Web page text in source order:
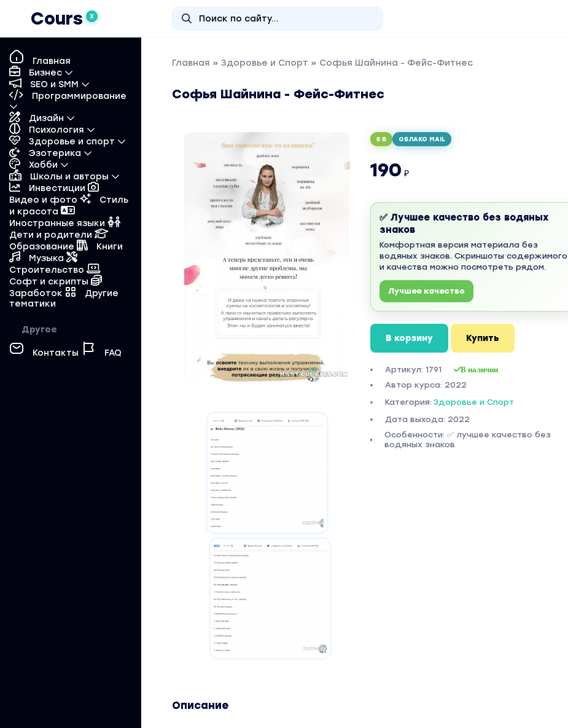
Cours X
Главная
Бизнес
SEO и SMM
Программирование
Дизайн
Психология
Здоровье и спорт
Эзотерика
Хобби
Школы и авторы
Инвестиции
Видео и фото
Стиль
и красота
Иностранные языки
Дети и родители
Образование
Книги
Музыка
Строительство
Софт и скрипты
Заработок
Другие
тематики
Другое
Контакты FAQ
Главная » Здоровье и Спорт » Софья Шайнина - Фейс-Фитнес
Софья Шайнина - Фейс-Фитнес
5 Б ОБЛАКО MAIL
190 ₽
✅ Лучшее качество без водяных
знаков
Комфортная версия материала без
водяных знаков. Скриншоты содержимого
и качества можно посмотреть рядом.
Лучшее качество
В корзину Купить
Артикул: 1791 В наличии
Автор курса: 2022
Категория: Здоровье и Спорт
Дата выхода: 2022
Особенности: ✅ лучшее качество без
водяных знаков
Описание